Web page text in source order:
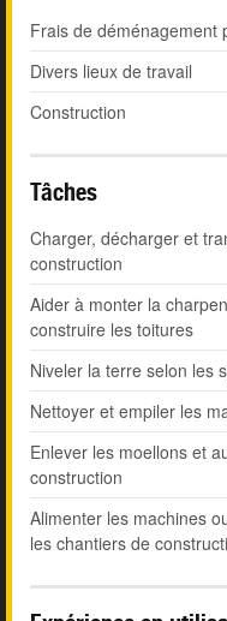
Frais de déménagement
Divers lieux de travail
Construction
Tâches
Charger, décharger et
construction
Aider à monter la
construire les toitures
Niveler la terre selon les
Nettoyer et empiler les
Enlever les moellons et
construction
Alimenter les machines
les chantiers de